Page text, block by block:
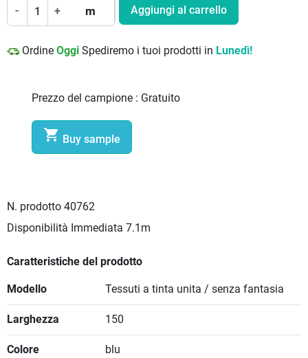
- + m Aggiungi al carrello
Ordine Oggi Spediremo i tuoi prodotti in Lunedì!
Prezzo del campione : Gratuito
 Buy sample
N. prodotto 40762
Disponibilità Immediata 7.1m
Caratteristiche del prodotto
Modello Tessuti a tinta unita / senza fantasia
Larghezza 150
Colore blu